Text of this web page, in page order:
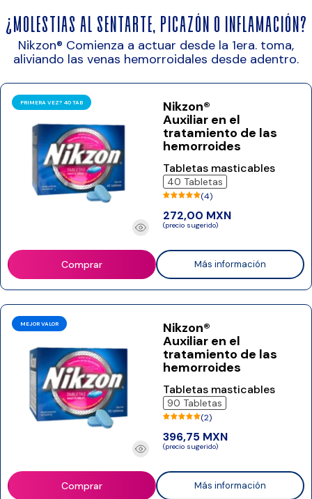
¿Molestias al sentarte, picazón o inflamación?
Nikzon® Comienza a actuar desde la 1era. toma,
aliviando las venas hemorroidales desde adentro.
PRIMERA VEZ? 40 TAB Nikzon®
Auxiliar en el
tratamiento de las
hemorroides
Tabletas masticables
40 Tabletas
(4)
272,00 MXN
(precio sugerido)
Comprar Más información
MEJOR VALOR Nikzon®
Auxiliar en el
tratamiento de las
hemorroides
Tabletas masticables
90 Tabletas
(2)
396,75 MXN
(precio sugerido)
Comprar Más información